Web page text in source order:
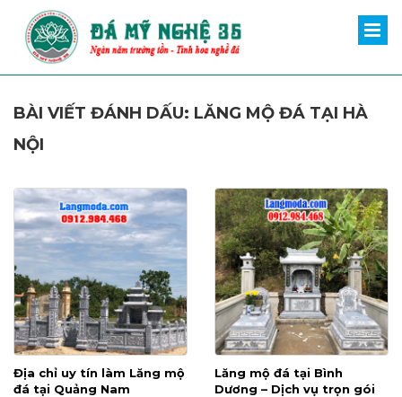
BÀI VIẾT ĐÁNH DẤU: LĂNG MỘ ĐÁ TẠI HÀ
NỘI
Địa chỉ uy tín làm Lăng mộ
đá tại Quảng Nam
Lăng mộ đá tại Bình
Dương – Dịch vụ trọn gói